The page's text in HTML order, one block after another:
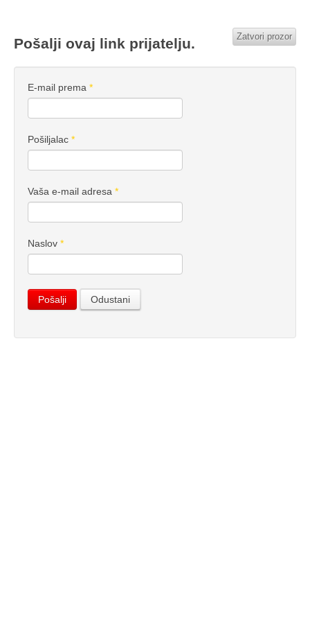
Pošalji ovaj link prijatelju. Zatvori prozor
E-mail prema *
Pošiljalac *
Vaša e-mail adresa *
Naslov *
Pošalji Odustani